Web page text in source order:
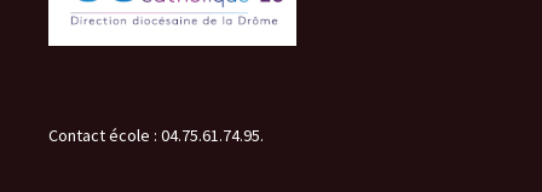
Contact école : 04.75.61.74.95.